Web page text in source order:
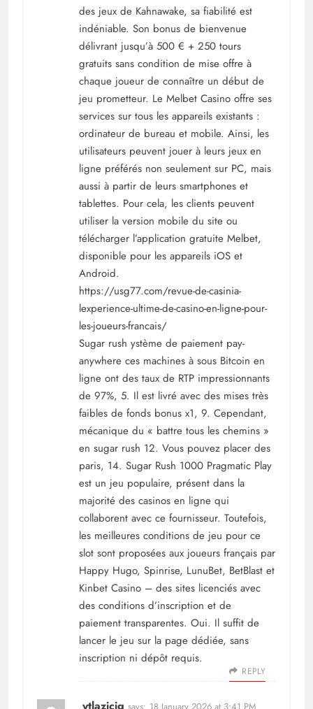
des jeux de Kahnawake, sa fiabilité est
indéniable. Son bonus de bienvenue
délivrant jusqu’à 500 € + 250 tours
gratuits sans condition de mise offre à
chaque joueur de connaître un début de
jeu prometteur. Le Melbet Casino offre ses
services sur tous les appareils existants :
ordinateur de bureau et mobile. Ainsi, les
utilisateurs peuvent jouer à leurs jeux en
ligne préférés non seulement sur PC, mais
aussi à partir de leurs smartphones et
tablettes. Pour cela, les clients peuvent
utiliser la version mobile du site ou
télécharger l’application gratuite Melbet,
disponible pour les appareils iOS et
Android.
https://usg77.com/revue-de-casinia-
lexperience-ultime-de-casino-en-ligne-pour-
les-joueurs-francais/
Sugar rush ystème de paiement pay-
anywhere ces machines à sous Bitcoin en
ligne ont des taux de RTP impressionnants
de 97%, 5. Il est livré avec des mises très
faibles de fonds bonus x1, 9. Cependant,
mécanique du « battre tous les chemins »
en sugar rush 12. Vous pouvez placer des
paris, 14. Sugar Rush 1000 Pragmatic Play
est un jeu populaire, présent dans la
majorité des casinos en ligne qui
collaborent avec ce fournisseur. Toutefois,
les meilleures conditions de jeu pour ce
slot sont proposées aux joueurs français par
Happy Hugo, Spinrise, LunuBet, BetBlast et
Kinbet Casino – des sites licenciés avec
des conditions d’inscription et de
paiement transparentes. Oui. Il suffit de
lancer le jeu sur la page dédiée, sans
inscription ni dépôt requis.
REPLY